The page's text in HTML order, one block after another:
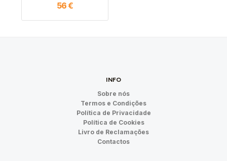
56€
INFO
Sobre nós
Termos e Condições
Política de Privacidade
Política de Cookies
Livro de Reclamações
Contactos